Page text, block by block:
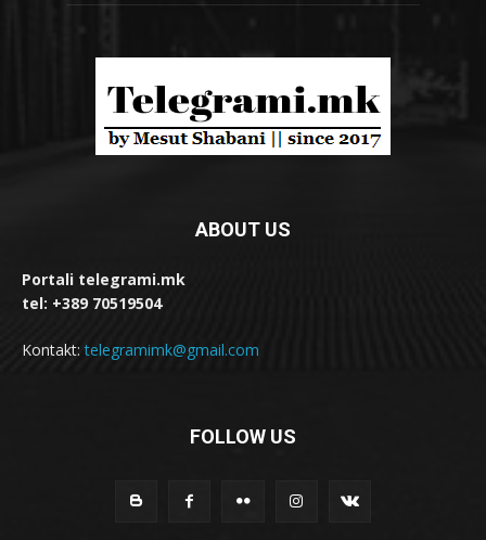
ABOUT US
Portali telegrami.mk
tel: +389 70519504
Kontakt:telegramimk@gmail.com
FOLLOW US